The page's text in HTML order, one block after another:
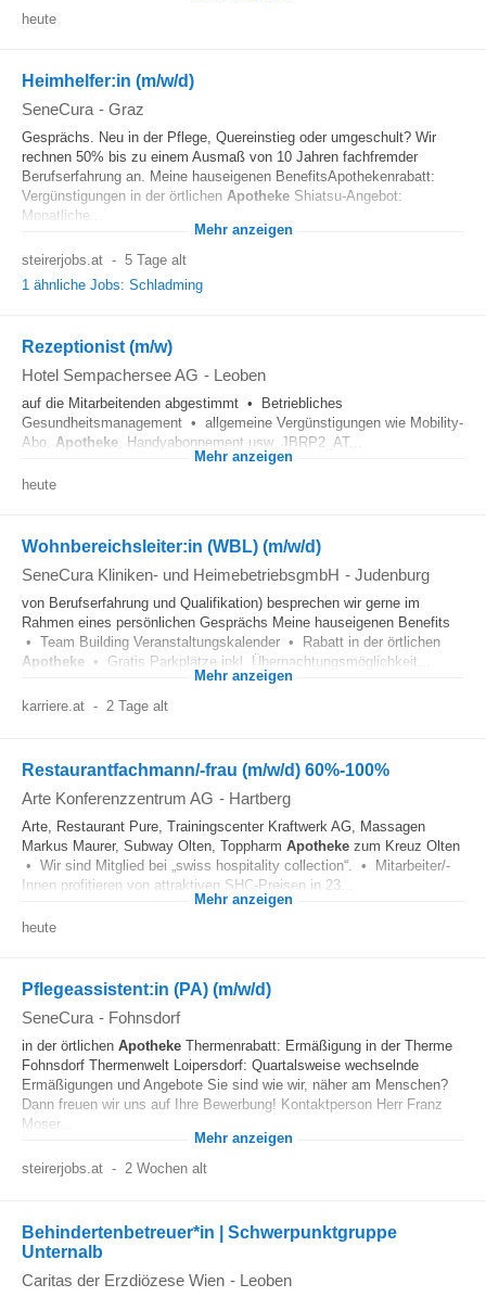
heute
Heimhelfer:in (m/w/d)
SeneCura - Graz
Gesprächs. Neu in der Pflege, Quereinstieg oder umgeschult? Wir
rechnen 50% bis zu einem Ausmaß von 10 Jahren fachfremder
Berufserfahrung an. Meine hauseigenen BenefitsApothekenrabatt:
Vergünstigungen in der örtlichen Apotheke Shiatsu-Angebot:
Monatliche...
Mehr anzeigen
steirerjobs.at - 5 Tage alt
1 ähnliche Jobs: Schladming
Rezeptionist (m/w)
Hotel Sempachersee AG - Leoben
auf die Mitarbeitenden abgestimmt • Betriebliches
Gesundheitsmanagement • allgemeine Vergünstigungen wie Mobility-
Abo, Apotheke , Handyabonnement usw. JBRP2_AT...
Mehr anzeigen
heute
Wohnbereichsleiter:in (WBL) (m/w/d)
SeneCura Kliniken- und HeimebetriebsgmbH - Judenburg
von Berufserfahrung und Qualifikation) besprechen wir gerne im
Rahmen eines persönlichen Gesprächs Meine hauseigenen Benefits
• Team Building Veranstaltungskalender • Rabatt in der örtlichen
Apotheke • Gratis Parkplätze inkl. Übernachtungsmöglichkeit...
Mehr anzeigen
karriere.at - 2 Tage alt
Restaurantfachmann/-frau (m/w/d) 60%-100%
Arte Konferenzzentrum AG - Hartberg
Arte, Restaurant Pure, Trainingscenter Kraftwerk AG, Massagen
Markus Maurer, Subway Olten, Toppharm Apotheke zum Kreuz Olten
• Wir sind Mitglied bei „swiss hospitality collection“. • Mitarbeiter/-
Innen profitieren von attraktiven SHC-Preisen in 23...
Mehr anzeigen
heute
Pflegeassistent:in (PA) (m/w/d)
SeneCura - Fohnsdorf
in der örtlichen Apotheke Thermenrabatt: Ermäßigung in der Therme
Fohnsdorf Thermenwelt Loipersdorf: Quartalsweise wechselnde
Ermäßigungen und Angebote Sie sind wie wir, näher am Menschen?
Dann freuen wir uns auf Ihre Bewerbung! Kontaktperson Herr Franz
Moser...
Mehr anzeigen
steirerjobs.at - 2 Wochen alt
Behindertenbetreuer*in | Schwerpunktgruppe
Unternalb
Caritas der Erzdiözese Wien - Leoben